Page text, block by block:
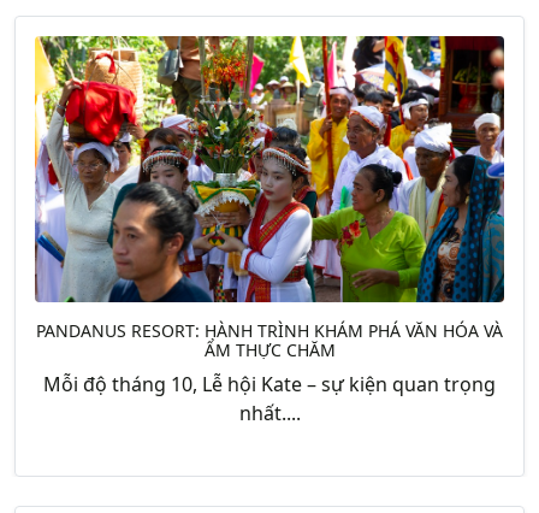
PANDANUS RESORT: HÀNH TRÌNH KHÁM PHÁ VĂN HÓA VÀ
ẨM THỰC CHĂM
Mỗi độ tháng 10, Lễ hội Kate – sự kiện quan trọng
nhất....